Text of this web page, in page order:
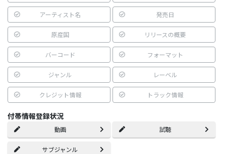
アーティスト名 発売日
原産国 リリースの概要
バーコード フォーマット
ジャンル レーベル
クレジット情報 トラック情報
付帯情報登録状況
動画 試聴
サブジャンル